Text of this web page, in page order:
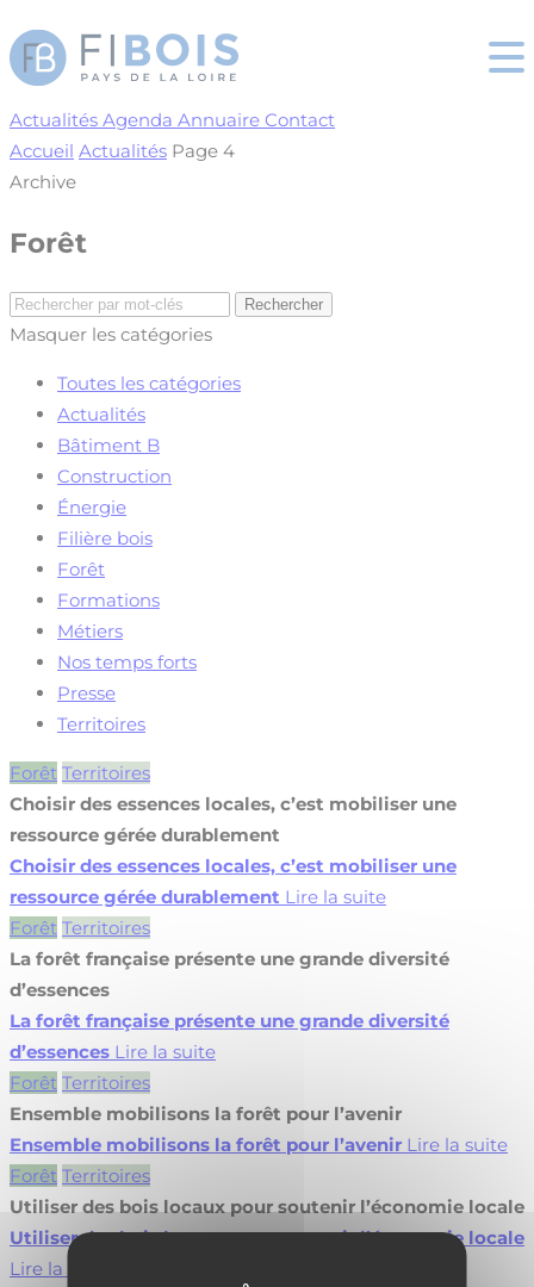
Actualités Agenda Annuaire Contact
Accueil Actualités Page 4
Archive
Forêt
Masquer les catégories
Toutes les catégories
Actualités
Bâtiment B
Construction
Énergie
Filière bois
Forêt
Formations
Métiers
Nos temps forts
Presse
Territoires
Forêt Territoires
Choisir des essences locales, c’est mobiliser une
ressource gérée durablement
Choisir des essences locales, c’est mobiliser une
ressource gérée durablement Lire la suite
Forêt Territoires
La forêt française présente une grande diversité
d’essences
La forêt française présente une grande diversité
d’essences Lire la suite
Forêt Territoires
Ensemble mobilisons la forêt pour l’avenir
Ensemble mobilisons la forêt pour l’avenir Lire la suite
Forêt Territoires
Utiliser des bois locaux pour soutenir l’économie locale
Utiliser des bois locaux pour soutenir l’économie locale
Lire la suite